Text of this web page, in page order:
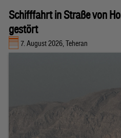
Schifffahrt in Straße von
gestört
7. August 2026, Teheran